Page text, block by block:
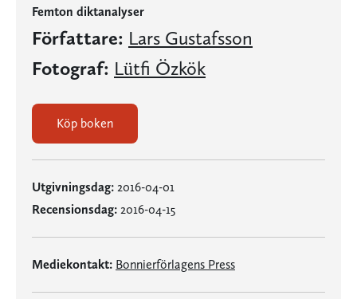
Femton diktanalyser
Författare: Lars Gustafsson
Fotograf: Lütfi Özkök
Köp boken
Utgivningsdag: 2016-04-01
Recensionsdag: 2016-04-15
Mediekontakt: Bonnierförlagens Press